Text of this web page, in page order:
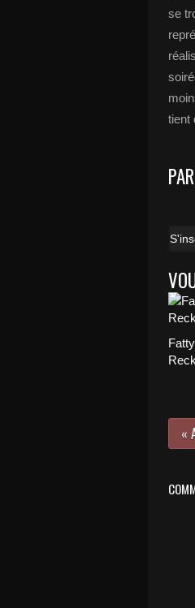
se
tient
«